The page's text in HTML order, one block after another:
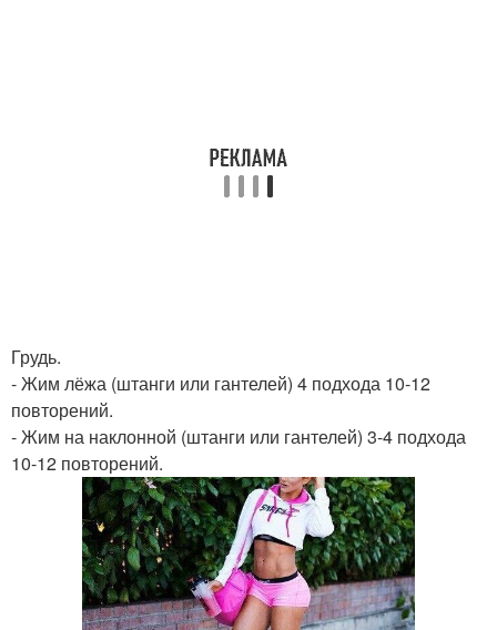
Грудь.
- Жим лёжа (штанги или гантелей) 4 подхода 10-12
повторений.
- Жим на наклонной (штанги или гантелей) 3-4 подхода
10-12 повторений.